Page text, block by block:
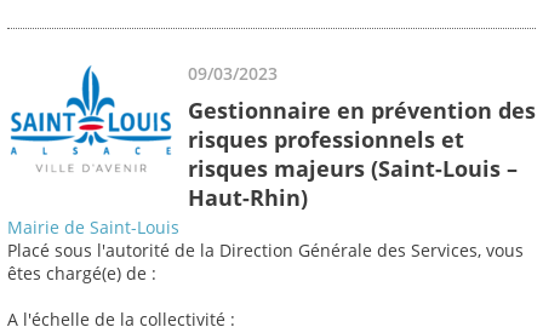
09/03/2023
Gestionnaire en prévention des
risques professionnels et
risques majeurs (Saint-Louis –
Haut-Rhin)
Mairie de Saint-Louis
Placé sous l'autorité de la Direction Générale des Services, vous
êtes chargé(e) de :
A l'échelle de la collectivité :